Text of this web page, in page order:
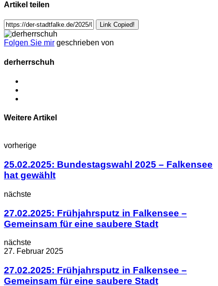
Artikel teilen
Link Copied!
Folgen Sie mir geschrieben von
derherrschuh
Weitere Artikel
vorherige
25.02.2025: Bundestagswahl 2025 – Falkensee
hat gewählt
nächste
27.02.2025: Frühjahrsputz in Falkensee –
Gemeinsam für eine saubere Stadt
nächste
27. Februar 2025
27.02.2025: Frühjahrsputz in Falkensee –
Gemeinsam für eine saubere Stadt